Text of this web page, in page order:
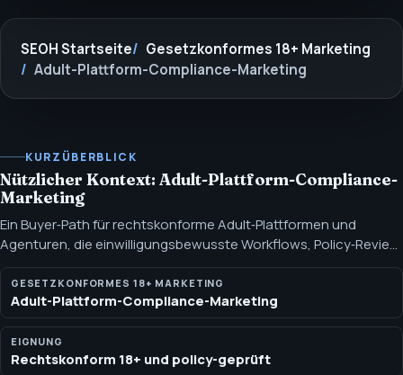
SEOH Startseite
Gesetzkonformes 18+ Marketing
Adult-Plattform-Compliance-Marketing
KURZÜBERBLICK
Nützlicher Kontext: Adult-Plattform-Compliance-
Marketing
Ein Buyer‑Path für rechtskonforme Adult‑Plattformen und
Agenturen, die einwilligungsbewusste Workflows, Policy‑Review,
Adult‑sichere SEO und Reputationsunterstützung benötigen.
Dieser Pfad konzentriert sich auf rechtskonformes 18+
Plattform-Marketing, bei dem Einwilligung, Offenlegung,
Abbildrechte, Zahlungsrisiken und Channel‑Regeln jede
Empfehlung bestimmen.
GESETZKONFORMES 18+ MARKETING
Adult-Plattform-Compliance-Marketing
EIGNUNG
Rechtskonform 18+ und policy-geprüft